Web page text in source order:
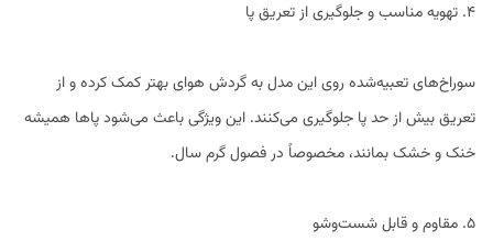
4. تهویه مناسب و جلوگیری از تعریق پا
سوراخ‌های تعبیه‌شده روی این مدل به گردش هوای بهتر کمک کرده و از
تعریق بیش از حد پا جلوگیری می‌کنند. این ویژگی باعث می‌شود پاها همیشه
خنک و خشک بمانند، مخصوصاً در فصول گرم سال.
5. مقاوم و قابل شست‌وشو